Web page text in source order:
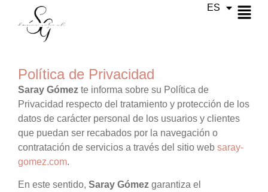
ES
CA
Política de Privacidad
Saray Gómez te informa sobre su Política de
Privacidad respecto del tratamiento y protección de los
datos de carácter personal de los usuarios y clientes
que puedan ser recabados por la navegación o
contratación de servicios a través del sitio web saray-
gomez.com.
En este sentido, Saray Gómez garantiza el